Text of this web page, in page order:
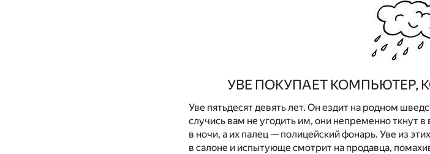
УВЕ ПОКУПАЕТ КОМПЬЮТЕР,
Уве пятьдесят девять лет. Он ездит на родном
случись вам не угодить им, они непременно ткнут
в ночи, а их палец — полицейский фонарь. Уве из
в салоне и испытующе смотрит на продавца,